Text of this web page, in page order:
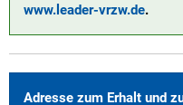
www.leader-vrzw.de.
Adresse zum Erhalt und